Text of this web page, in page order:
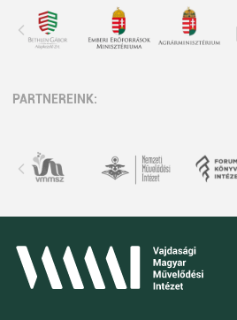
PARTNEREINK: